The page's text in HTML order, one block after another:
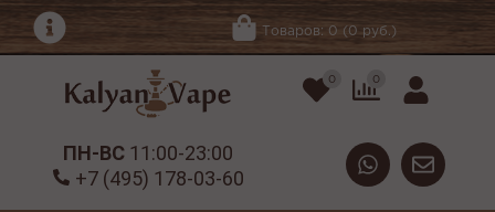
Товаров: 0 (0 руб.)
0 0
ПН-ВС 11:00-23:00
+7 (495) 178-03-60